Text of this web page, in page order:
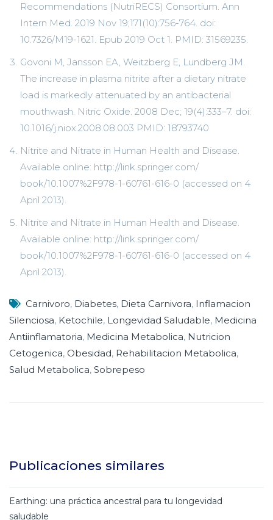
Recommendations (NutriRECS) Consortium. Ann
Intern Med. 2019 Nov 19;171(10):756-764. doi:
10.7326/M19-1621. Epub 2019 Oct 1. PMID: 31569235.
Govoni M, Jansson EA, Weitzberg E, Lundberg JM.
The increase in plasma nitrite after a dietary nitrate
load is markedly attenuated by an antibacterial
mouthwash. Nitric Oxide. 2008 Dec; 19(4):333–7. doi:
10.1016/j.niox.2008.08.003 PMID: 18793740
Nitrite and Nitrate in Human Health and Disease.
Available online: http://link.springer.com/
book/10.1007%2F978-1-60761-616-0 (accessed on 4
April 2013).
Nitrite and Nitrate in Human Health and Disease.
Available online: http://link.springer.com/
book/10.1007%2F978-1-60761-616-0 (accessed on 4
April 2013).
Carnivoro, Diabetes, Dieta Carnivora, Inflamacion
Silenciosa, Ketochile, Longevidad Saludable, Medicina
Antiinflamatoria, Medicina Metabolica, Nutricion
Cetogenica, Obesidad, Rehabilitacion Metabolica,
Salud Metabolica, Sobrepeso
Publicaciones similares
Earthing: una práctica ancestral para tu longevidad
saludable